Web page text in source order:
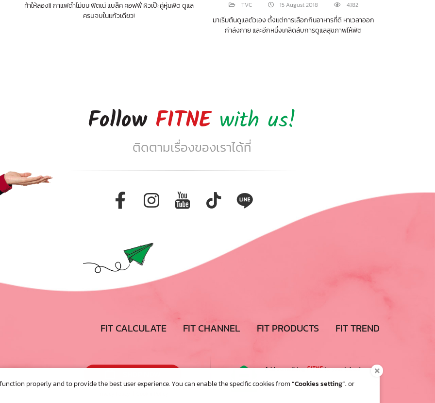
ท้าให้ลอง!! กาแฟดำไม่ขม ฟิตเน่ แบล็ค คอฟฟี่ ผิวเป๊ะคู่หุ่นฟิต ดูแล
ครบจบในแก้วเดียว!
TVC 15 August 2018 4,182
มาเริ่มต้นดูแลตัวเอง ตั้งแต่การเลือกกินอาหารที่ดี หาเวลาออก
กำลังกาย และอีกหนึ่งเคล็ดลับการดูแลสุขภาพให้ฟิต
Follow FITNE with us!
ติดตามเรื่องของเราได้ที่
FIT CALCULATE FIT CHANNEL FIT PRODUCTS FIT TREND
Add somethingFITNEto your inbox!
properly and to provide the best user experience. You can enable the specific cookies from“Cookies setting”.or